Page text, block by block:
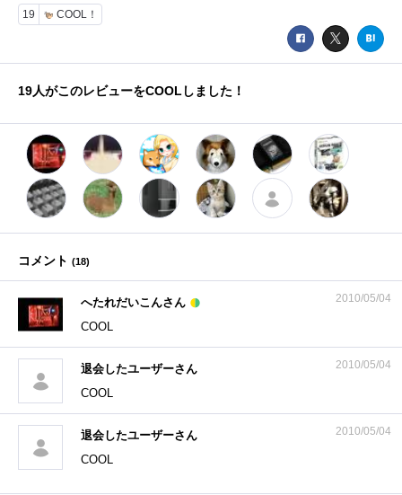
19 COOL！
19人がこのレビューをCOOLしました！
コメント (18)
へたれだいこんさん 2010/05/04
COOL
退会したユーザーさん 2010/05/04
COOL
退会したユーザーさん 2010/05/04
COOL